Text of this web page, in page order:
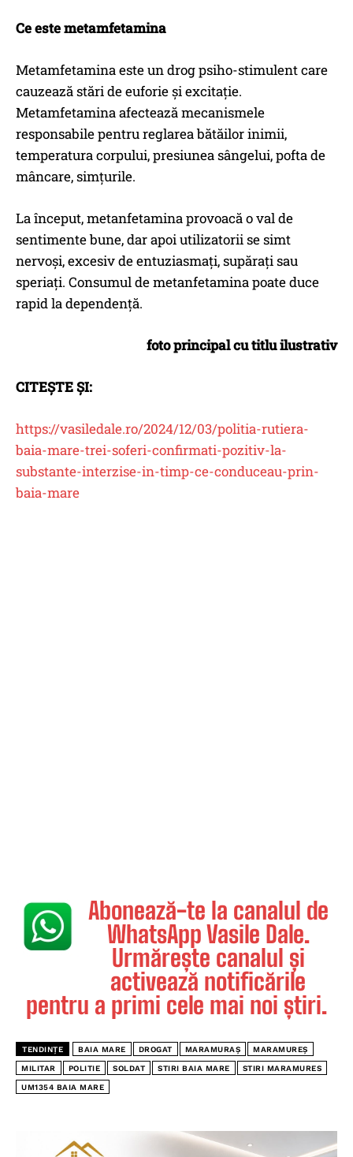
Ce este metamfetamina
Metamfetamina este un drog psiho-stimulent care
cauzează stări de euforie și excitație.
Metamfetamina afectează mecanismele
responsabile pentru reglarea bătăilor inimii,
temperatura corpului, presiunea sângelui, pofta de
mâncare, simțurile.
La început, metanfetamina provoacă o val de
sentimente bune, dar apoi utilizatorii se simt
nervoși, excesiv de entuziasmați, supărați sau
speriați. Consumul de metanfetamina poate duce
rapid la dependență.
foto principal cu titlu ilustrativ
CITEȘTE ȘI:
https://vasiledale.ro/2024/12/03/politia-rutiera-
baia-mare-trei-soferi-confirmati-pozitiv-la-
substante-interzise-in-timp-ce-conduceau-prin-
baia-mare
Abonează-te la canalul de
WhatsApp Vasile Dale.
Urmărește canalul și
activează notificările
pentru a primi cele mai noi știri.
TENDINȚE BAIA MARE DROGAT MARAMURAȘ MARAMUREȘ
MILITAR POLITIE SOLDAT STIRI BAIA MARE STIRI MARAMURES
UM1354 BAIA MARE